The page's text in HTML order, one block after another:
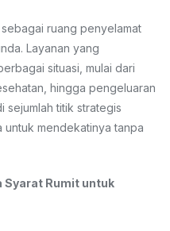
ruang penyelamat
Layanan yang
situasi, mulai dari
hingga pengeluaran
sejumlah titik strategis
untuk mendekatinya tanpa
Syarat Rumit untuk